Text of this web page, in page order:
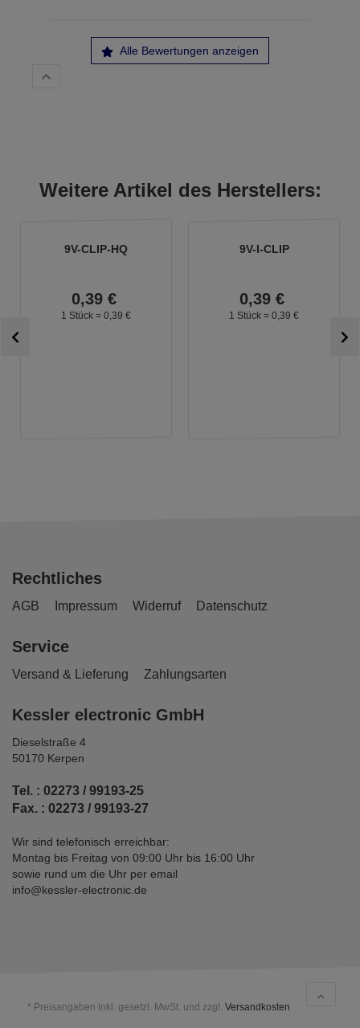
Alle Bewertungen anzeigen
Weitere Artikel des Herstellers:
9V-CLIP-HQ
0,39 €
1 Stück = 0, 39 €
9V-I-CLIP
0,39 €
1 Stück = 0, 39 €
Rechtliches
AGB Impressum Widerruf Datenschutz
Service
Versand & Lieferung Zahlungsarten
Kessler electronic GmbH
Dieselstraße 4
50170 Kerpen
Tel. : 02273 / 99193-25
Fax. : 02273 / 99193-27
Wir sind telefonisch erreichbar:
Montag bis Freitag von 09:00 Uhr bis 16:00 Uhr
sowie rund um die Uhr per email
info@kessler-electronic.de
* Preisangaben inkl. gesetzl. MwSt. und zzgl. Versandkosten